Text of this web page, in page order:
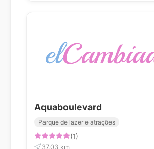
Aquaboulevard
Parque de lazer e atrações
(1)
37,03 km